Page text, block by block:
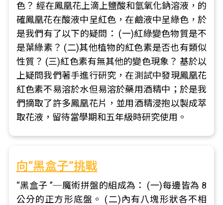
色？ 經在鳳凰花上滴上鹽酸和氫氧化鈉溶液，的
確鳳凰花在酸液中呈紅色，在鹼液中呈綠色，於
是我們有了以下的疑問： (一)紅綠變色物質是不
是葉綠素？ (二)其他植物的紅色素是否也有類似
性質？ (三)紅色素有無其他的變色現象？ 基於以
上疑問我們著手進行研究，在測試中發現鳳凰花
紅色素不易溶於水但易溶於藥用酒精中；於是我
們摘取了許多鳳凰花片，並用酒精浸抱以製成萃
取花液，留待當學期和五年級時研究使用。
向“黑盒子”挑戰
“黑盒子 ”─魔術拼盤的組成為： (一)每邊皆為 8
公分的正方形底盤。 (二)內有八塊形狀各不相